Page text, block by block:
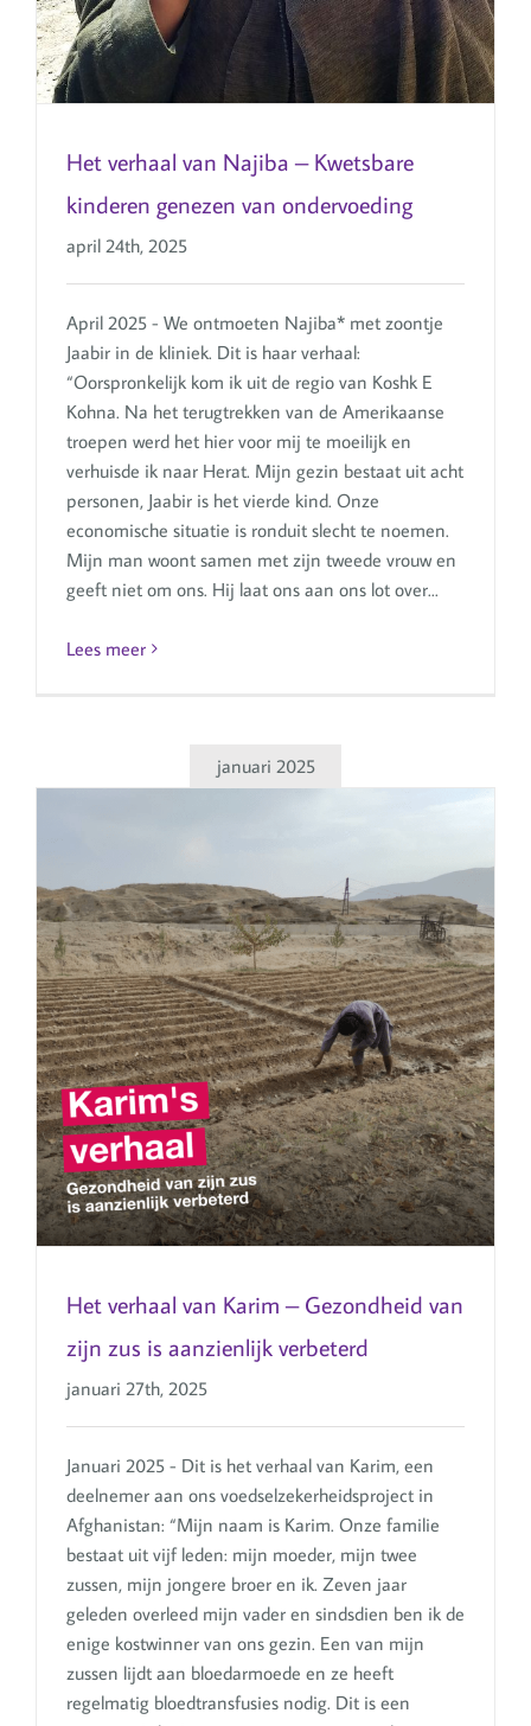
Het verhaal van Najiba – Kwetsbare
kinderen genezen van ondervoeding
april 24th, 2025
April 2025 - We ontmoeten Najiba* met zoontje
Jaabir in de kliniek. Dit is haar verhaal:
“Oorspronkelijk kom ik uit de regio van Koshk E
Kohna. Na het terugtrekken van de Amerikaanse
troepen werd het hier voor mij te moeilijk en
verhuisde ik naar Herat. Mijn gezin bestaat uit acht
personen, Jaabir is het vierde kind. Onze
economische situatie is ronduit slecht te noemen.
Mijn man woont samen met zijn tweede vrouw en
geeft niet om ons. Hij laat ons aan ons lot over...
Lees meer
januari 2025
Het verhaal van Karim –
Gezondheid van zijn zus is
aanzienlijk verbeterd
Het verhaal van Karim – Gezondheid van
zijn zus is aanzienlijk verbeterd
januari 27th, 2025
Januari 2025 - Dit is het verhaal van Karim, een
deelnemer aan ons voedselzekerheidsproject in
Afghanistan: “Mijn naam is Karim. Onze familie
bestaat uit vijf leden: mijn moeder, mijn twee
zussen, mijn jongere broer en ik. Zeven jaar
geleden overleed mijn vader en sindsdien ben ik de
enige kostwinner van ons gezin. Een van mijn
zussen lijdt aan bloedarmoede en ze heeft
regelmatig bloedtransfusies nodig. Dit is een